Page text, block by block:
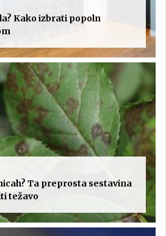
Kako izbrati popoln
Ta preprosta sestavina
težavo